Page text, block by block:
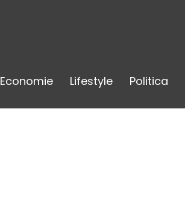
Economie Lifestyle Politica